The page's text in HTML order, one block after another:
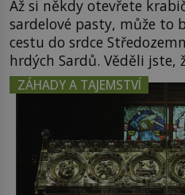
Až si někdy otevřete
sardelové pasty, může to
cestu do srdce
hrdých Sardů. Věděli
ostrov Sardinie, jenž
propůjčil své jméno. Co
typické a pro
mapách má […]
ZÁHADY A TAJEMSTVÍ